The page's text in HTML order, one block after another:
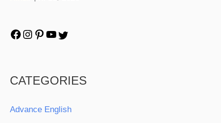
CATEGORIES
Advance English